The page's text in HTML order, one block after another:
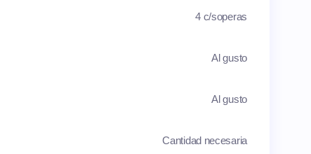
4 c/soperas
Al gusto
Al gusto
Cantidad necesaria